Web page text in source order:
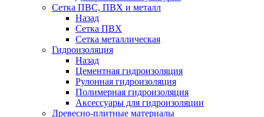
Сетка ПВС, ПВХ и металл
Назад
Сетка ПВХ
Сетка металлическая
Гидроизоляция
Назад
Цементная гидроизоляция
Рулонная гидроизоляция
Полимерная гидроизоляция
Аксессуары для гидроизоляции
Древесно-плитные материалы